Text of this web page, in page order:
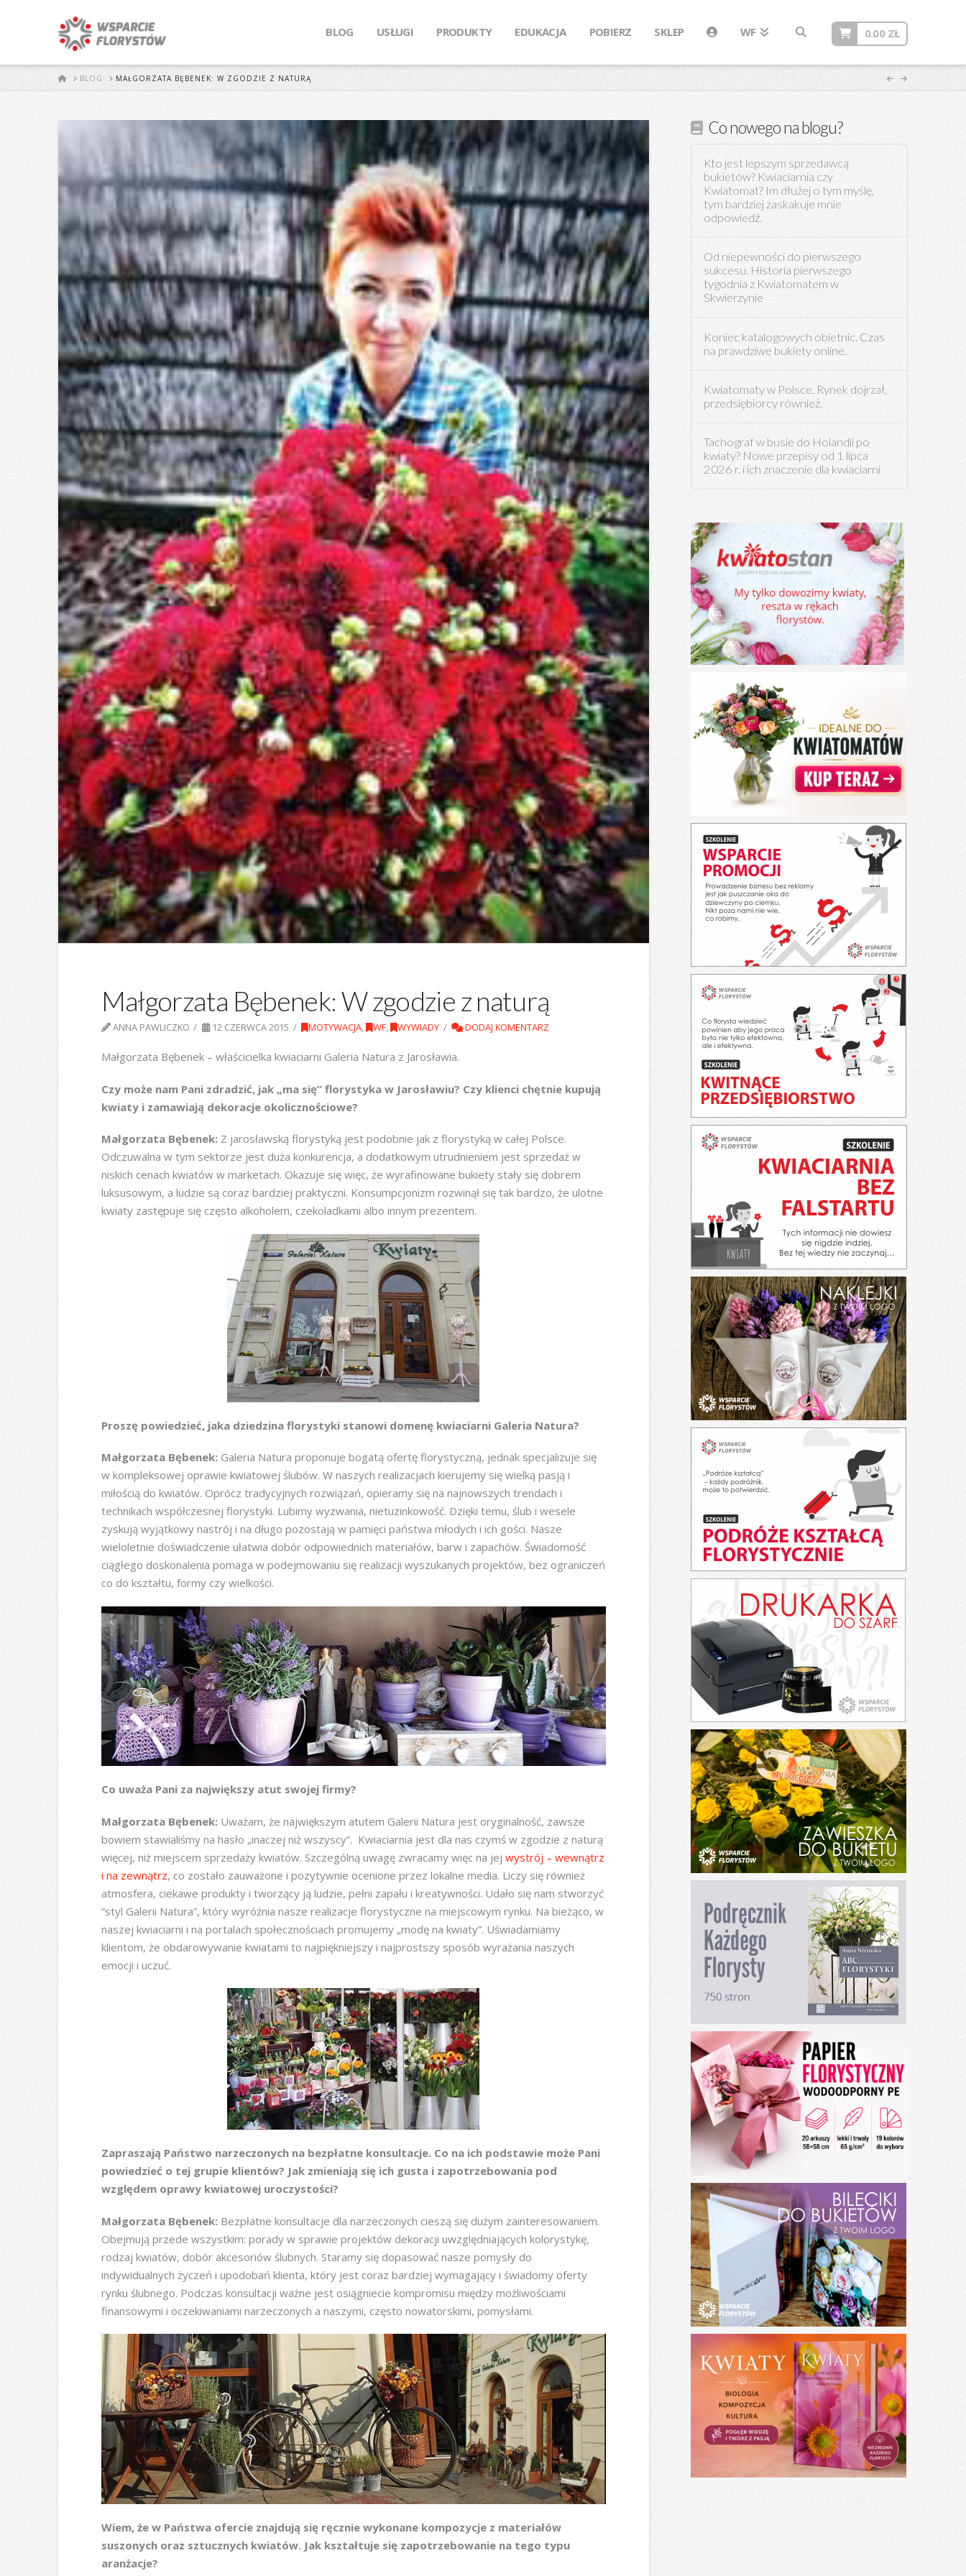
BLOG USŁUGI PRODUKTY EDUKACJA POBIERZ SKLEP WF 0.00 ZŁ
STARTBLOG MAŁGORZATA BĘBENEK: W ZGODZIE Z NATURĄ
Małgorzata Bębenek: W zgodzie z naturą
ANNA PAWLICZKO 12 CZERWCA 2015 MOTYWACJA, WF, WYWIADY DODAJ KOMENTARZ
Małgorzata Bębenek – właścicielka kwiaciarni Galeria Natura z Jarosławia.
Czy może nam Pani zdradzić, jak „ma się” florystyka w Jarosławiu? Czy klienci chętnie kupują
kwiaty i zamawiają dekoracje okolicznościowe?
Małgorzata Bębenek: Z jarosławską florystyką jest podobnie jak z florystyką w całej Polsce.
Odczuwalna w tym sektorze jest duża konkurencja, a dodatkowym utrudnieniem jest sprzedaż w
niskich cenach kwiatów w marketach. Okazuje się więc, że wyrafinowane bukiety stały się dobrem
luksusowym, a ludzie są coraz bardziej praktyczni. Konsumpcjonizm rozwinął się tak bardzo, że ulotne
kwiaty zastępuje się często alkoholem, czekoladkami albo innym prezentem.
Proszę powiedzieć, jaka dziedzina florystyki stanowi domenę kwiaciarni Galeria Natura?
Małgorzata Bębenek: Galeria Natura proponuje bogatą ofertę florystyczną, jednak specjalizuje się
w kompleksowej oprawie kwiatowej ślubów. W naszych realizacjach kierujemy się wielką pasją i
miłością do kwiatów. Oprócz tradycyjnych rozwiązań, opieramy się na najnowszych trendach i
technikach współczesnej florystyki. Lubimy wyzwania, nietuzinkowość. Dzięki temu, ślub i wesele
zyskują wyjątkowy nastrój i na długo pozostają w pamięci państwa młodych i ich gości. Nasze
wieloletnie doświadczenie ułatwia dobór odpowiednich materiałów, barw i zapachów. Świadomość
ciągłego doskonalenia pomaga w podejmowaniu się realizacji wyszukanych projektów, bez ograniczeń
co do kształtu, formy czy wielkości.
Co uważa Pani za największy atut swojej firmy?
Małgorzata Bębenek: Uważam, że największym atutem Galerii Natura jest oryginalność, zawsze
bowiem stawialiśmy na hasło „inaczej niż wszyscy”. Kwiaciarnia jest dla nas czymś w zgodzie z naturą
więcej, niż miejscem sprzedaży kwiatów. Szczególną uwagę zwracamy więc na jej wystrój – wewnątrz
i na zewnątrz, co zostało zauważone i pozytywnie ocenione przez lokalne media. Liczy się również
atmosfera, ciekawe produkty i tworzący ją ludzie, pełni zapału i kreatywności. Udało się nam stworzyć
”styl Galerii Natura”, który wyróżnia nasze realizacje florystyczne na miejscowym rynku. Na bieżąco, w
naszej kwiaciarni i na portalach społecznościach promujemy „modę na kwiaty”. Uświadamiamy
klientom, że obdarowywanie kwiatami to najpiękniejszy i najprostszy sposób wyrażania naszych
emocji i uczuć.
Zapraszają Państwo narzeczonych na bezpłatne konsultacje. Co na ich podstawie może Pani
powiedzieć o tej grupie klientów? Jak zmieniają się ich gusta i zapotrzebowania pod
względem oprawy kwiatowej uroczystości?
Małgorzata Bębenek: Bezpłatne konsultacje dla narzeczonych cieszą się dużym zainteresowaniem.
Obejmują przede wszystkim: porady w sprawie projektów dekoracji uwzględniających kolorystykę,
rodzaj kwiatów, dobór akcesoriów ślubnych. Staramy się dopasować nasze pomysły do
indywidualnych życzeń i upodobań klienta, który jest coraz bardziej wymagający i świadomy oferty
rynku ślubnego. Podczas konsultacji ważne jest osiągniecie kompromisu między możliwościami
finansowymi i oczekiwaniami narzeczonych a naszymi, często nowatorskimi, pomysłami.
Wiem, że w Państwa ofercie znajdują się ręcznie wykonane kompozycje z materiałów
suszonych oraz sztucznych kwiatów. Jak kształtuje się zapotrzebowanie na tego typu
aranżacje?
Co nowego na blogu?
Kto jest lepszym sprzedawcą
bukietów? Kwiaciarnia czy
Kwiatomat? Im dłużej o tym myślę,
tym bardziej zaskakuje mnie
odpowiedź.
Od niepewności do pierwszego
sukcesu. Historia pierwszego
tygodnia z Kwiatomatem w
Skwierzynie
Koniec katalogowych obietnic. Czas
na prawdziwe bukiety online.
Kwiatomaty w Polsce. Rynek dojrzał,
przedsiębiorcy również.
Tachograf w busie do Holandii po
kwiaty? Nowe przepisy od 1 lipca
2026 r. i ich znaczenie dla kwiaciarni